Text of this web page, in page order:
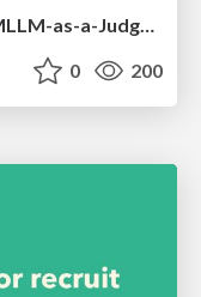
0 200